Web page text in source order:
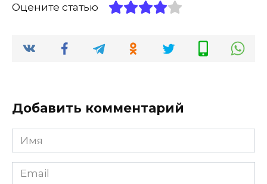
Оцените статью
Добавить комментарий
Имя
Email